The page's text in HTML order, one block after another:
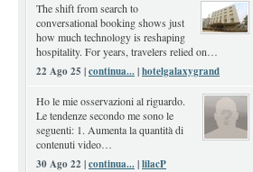
The shift from search to
conversational booking shows just
how much technology is reshaping
hospitality. For years, travelers relied on…
22 Ago 25 |continua...|hotelgalaxygrand
Ho le mie osservazioni al riguardo.
Le tendenze secondo me sono le
seguenti: 1. Aumenta la quantità di
contenuti video…
30 Ago 22 |continua...|lilacP